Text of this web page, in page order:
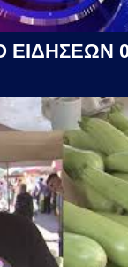
ΕΙΔΗΣΕΩΝ